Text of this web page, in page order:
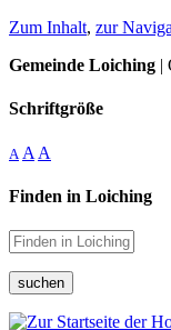
Zum Inhalt, zur
Gemeinde Loiching |
Schriftgröße
A A A
Finden in Loiching
suchen